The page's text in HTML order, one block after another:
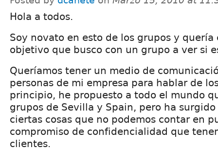
Hola a todos.
Soy novato en esto de los grupos y quería
objetivo que busco con un grupo a ver si
Queríamos tener un medio de
personas de mi empresa para hablar de
principio, he propuesto a todo el mundo
grupos de Sevilla y Spain, pero ha
ciertas cosas que no podemos contar en
compromiso de confidencialidad que
clientes.